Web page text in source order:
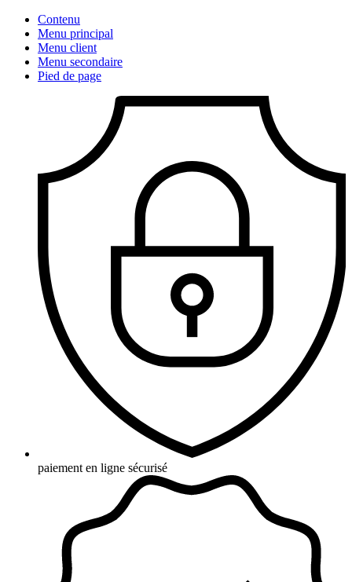
Contenu
Menu principal
Menu client
Menu secondaire
Pied de page
paiement en ligne sécurisé